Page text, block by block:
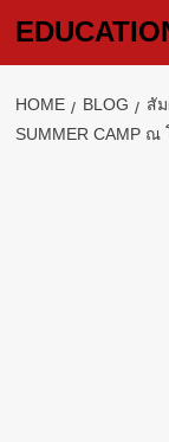
HOME BLOG
สั
SUMMER CAMP ณ